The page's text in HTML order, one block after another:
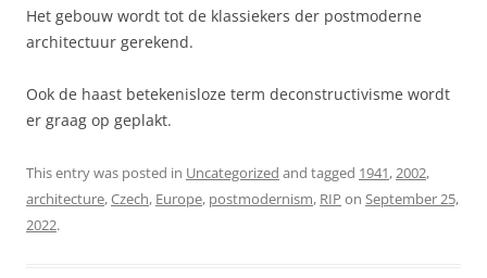
Het gebouw wordt tot de klassiekers der postmoderne
architectuur gerekend.
Ook de haast betekenisloze term deconstructivisme wordt
er graag op geplakt.
This entry was posted in Uncategorized and tagged 1941,2002,
architecture,Czech, Europe, postmodernism, RIP on September 25,
2022.